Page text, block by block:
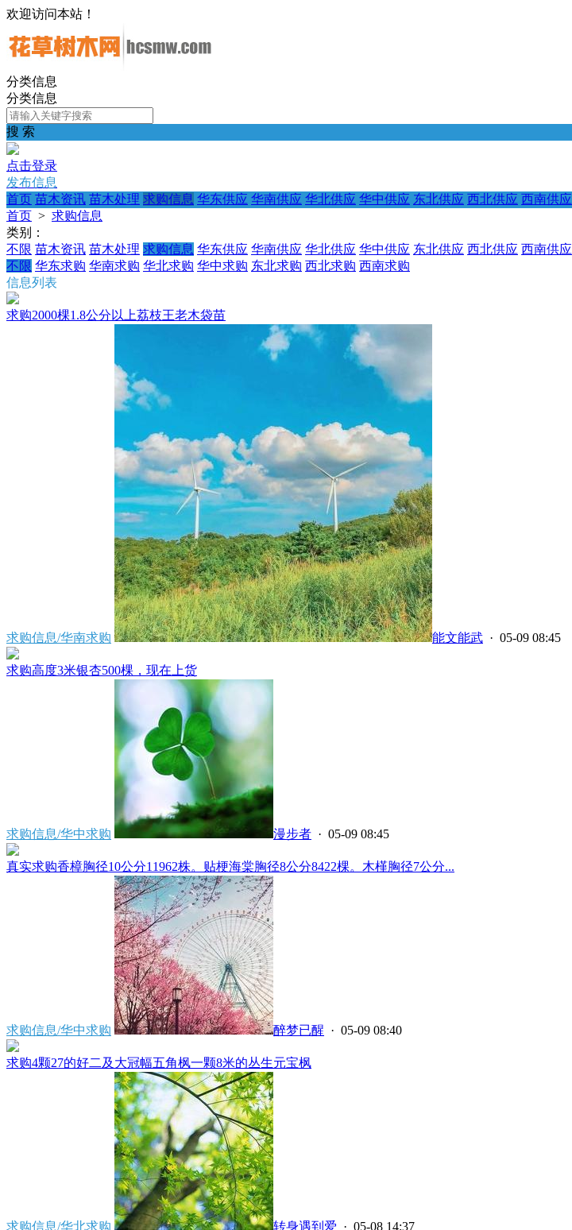
欢迎访问本站！
分类信息
分类信息
搜 索
点击登录
发布信息
首页 苗木资讯 苗木处理 求购信息 华东供应 华南供应 华北供应 华中供应 东北供应 西北供应 西南供应
首页 > 求购信息
类别：
不限 苗木资讯 苗木处理 求购信息 华东供应 华南供应 华北供应 华中供应 东北供应 西北供应 西南供应
不限 华东求购 华南求购 华北求购 华中求购 东北求购 西北求购 西南求购
信息列表
求购2000棵1.8公分以上荔枝王老木袋苗
求购信息/华南求购 能文能武 · 05-09 08:45
求购高度3米银杏500棵，现在上货
求购信息/华中求购 漫步者 · 05-09 08:45
真实求购香樟胸径10公分11962株。贴梗海棠胸径8公分8422棵。木槿胸径7公分...
求购信息/华中求购 醉梦已醒 · 05-09 08:40
求购4颗27的好二及大冠幅五角枫一颗8米的丛生元宝枫
求购信息/华北求购 转身遇到爱 · 05-08 14:37